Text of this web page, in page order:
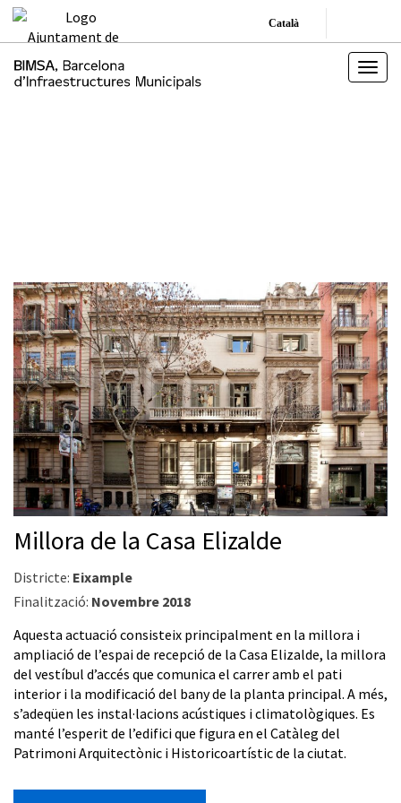
Català
Millora de la Casa Elizalde
Districte: Eixample
Finalització: Novembre 2018
Aquesta actuació consisteix principalment en la millora i
ampliació de l’espai de recepció de la Casa Elizalde, la millora
del vestíbul d’accés que comunica el carrer amb el pati
interior i la modificació del bany de la planta principal. A més,
s’adeqüen les instal·lacions acústiques i climatològiques. Es
manté l’esperit de l’edifici que figura en el Catàleg del
Patrimoni Arquitectònic i Historicoartístic de la ciutat.